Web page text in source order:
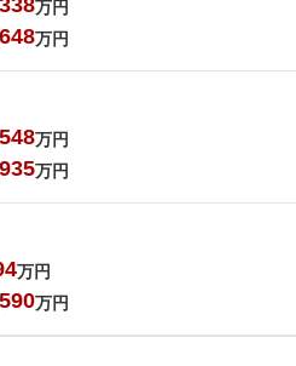
万円
万円
万円
万円
万円
万円